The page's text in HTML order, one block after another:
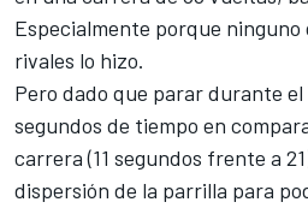
Especialmente porque ninguno
rivales lo hizo.
Pero dado que parar durante el
segundos de tiempo en
carrera (11 segundos frente a
dispersión de la parrilla para